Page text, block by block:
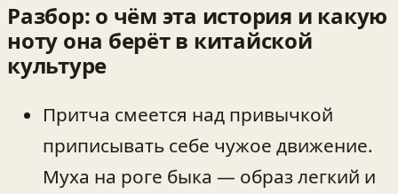
Разбор: о чём эта история и какую
ноту она берёт в китайской
культуре
Притча смеется над привычкой
приписывать себе чужое движение.
Муха на роге быка — образ легкий и